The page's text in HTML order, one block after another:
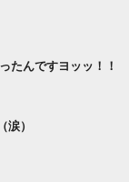
たんですヨッッ！！
）